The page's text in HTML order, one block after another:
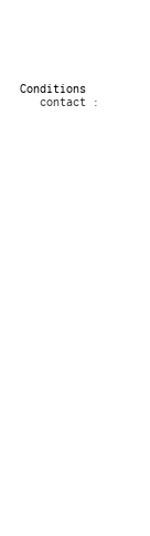
Conditions
contact :